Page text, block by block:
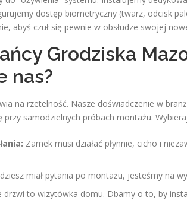
dostęp biometryczny (twarz, odcisk
abyś czuł się pewnie w obsłudze swojej
Grodziska
nas?
na rzetelność. Nasze doświadczenie w
samodzielnych próbach montażu.
Zamek musi działać płynnie, cicho i
miał pytania po montażu, jesteśmy na
drzwi to wizytówka domu. Dbamy o to, by